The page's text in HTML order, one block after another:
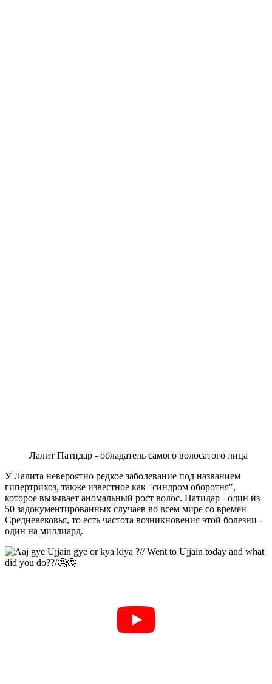
Лалит Патидар - обладатель самого волосатого лица
У Лалита невероятно редкое заболевание под названием
гипертрихоз, также известное как "синдром оборотня",
которое вызывает аномальный рост волос. Патидар - один из
50 задокументированных случаев во всем мире со времен
Средневековья, то есть частота возникновения этой болезни -
один на миллиард.